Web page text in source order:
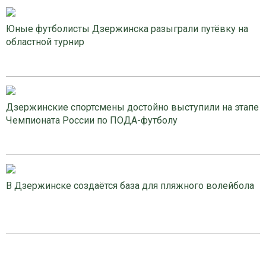
Юные футболисты Дзержинска разыграли путёвку на
областной турнир
Дзержинские спортсмены достойно выступили на этапе
Чемпионата России по ПОДА-футболу
В Дзержинске создаётся база для пляжного волейбола